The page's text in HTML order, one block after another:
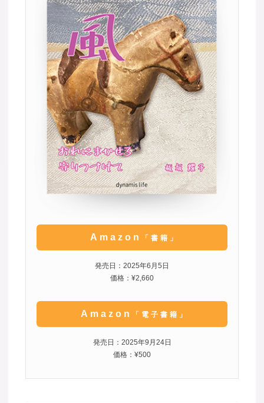
Amazon 「書籍」
発売日：2025年6月5日
価格：¥2,660
Amazon 「電子書籍」
発売日：2025年9月24日
価格：¥500